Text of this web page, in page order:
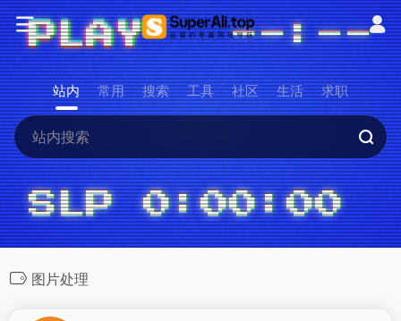
站内 常用 搜索 工具 社区 生活 求职
图片处理